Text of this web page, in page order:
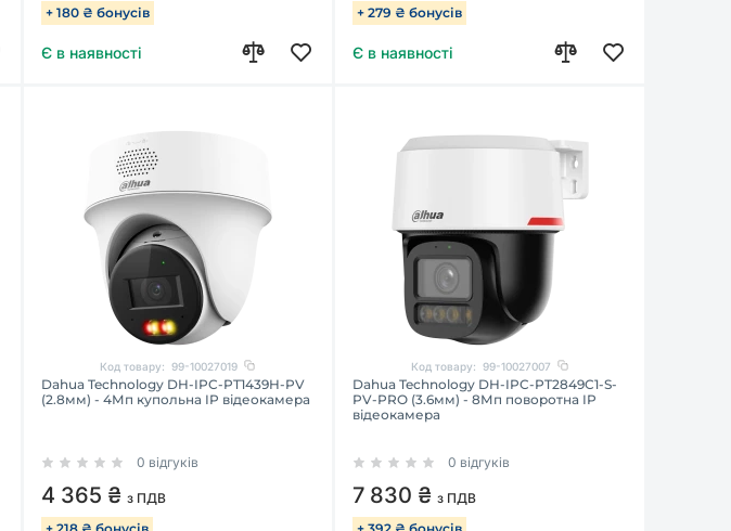
+ 180 ₴ бонусів
Є в наявності
+ 279 ₴ бонусів
Є в наявності
Код товару: 99-10027019
Dahua Technology DH-IPC-PT1439H-PV
(2.8мм) - 4Мп купольна IP відеокамера
0 відгуків
4 365 ₴ з ПДВ
Код товару: 99-10027007
Dahua Technology DH-IPC-PT2849C1-S-
PV-PRO (3.6мм) - 8Мп поворотна IP
відеокамера
0 відгуків
7 830 ₴з ПДВ